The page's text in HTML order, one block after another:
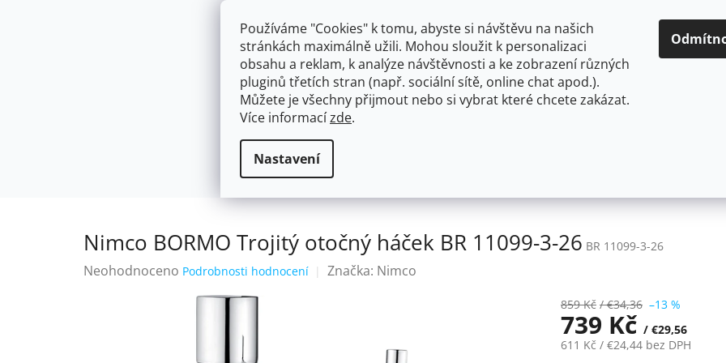
Používáme "Cookies" k tomu, abyste si návštěvu na našich
stránkách maximálně užili. Mohou sloužit k personalizaci
obsahu a reklam, k analýze návštěvnosti a ke zobrazení různých
pluginů třetích stran (např. sociální sítě, online chat apod.).
Můžete je všechny přijmout nebo si vybrat které chcete zakázat.
Více informacízde.
Nastavení
HLEDAT
NÁSTĚNNÉ 150/100MM SE SPRCHOU
Háčky a věšáky na útěrky a ručníky
Nimco BORMO Trojitý otočný háček BR 11099-3-26 BR 11099-3-26
Průměrné
Neohodnoceno Podrobnosti hodnocení Značka: Nimco
859 Kč / €34,36 –13 %
739 Kč / €29,56
611 Kč / €24,44 bez DPH